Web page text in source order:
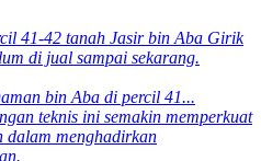
bin Aba di percil 41...